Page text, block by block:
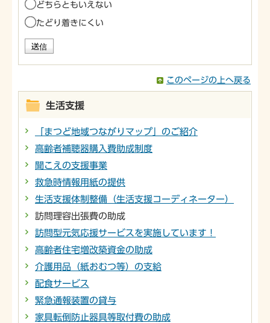
どちらともいえない
たどり着きにくい
このページの上へ戻る
生活支援
「まつど地域つながりマップ」のご紹介
高齢者補聴器購入費助成制度
聞こえの支援事業
救急時情報用紙の提供
生活支援体制整備（生活支援コーディネーター）
訪問理容出張費の助成
訪問型元気応援サービスを実施しています！
高齢者住宅増改築資金の助成
介護用品（紙おむつ等）の支給
配食サービス
緊急通報装置の貸与
家具転倒防止器具等取付費の助成